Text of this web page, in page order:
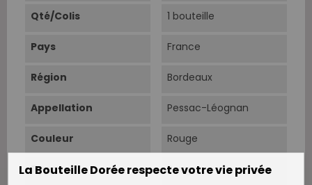
Qté/Colis 1 bouteille
Pays France
Région Bordeaux
Appellation Pessac-Léognan
Couleur Rouge
Type Rouge
La Bouteille Dorée respecte votre vie privée